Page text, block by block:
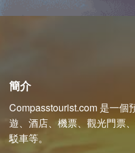
簡介
Compasstourist.com 是一個
遊、酒店、機票、觀光門票
駁車等。